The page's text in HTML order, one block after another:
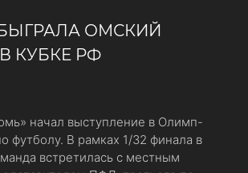
ОМСКИЙ
КУБКЕ РФ
начал выступление в Олимп-
футболу. В рамках 1/32 финала в
встретилась с местным